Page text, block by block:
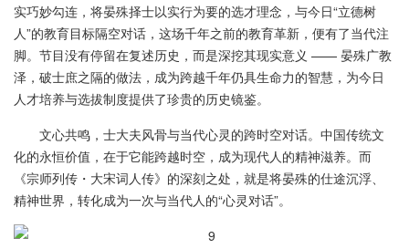
实巧妙勾连，将晏殊择士以实行为要的选才理念，与今日“立德树
人”的教育目标隔空对话，这场千年之前的教育革新，便有了当代注
脚。节目没有停留在复述历史，而是深挖其现实意义 —— 晏殊广教
泽，破士庶之隔的做法，成为跨越千年仍具生命力的智慧，为今日
人才培养与选拔制度提供了珍贵的历史镜鉴。
文心共鸣，士大夫风骨与当代心灵的跨时空对话。中国传统文
化的永恒价值，在于它能跨越时空，成为现代人的精神滋养。而
《宗师列传・大宋词人传》的深刻之处，就是将晏殊的仕途沉浮、
精神世界，转化成为一次与当代人的“心灵对话”。